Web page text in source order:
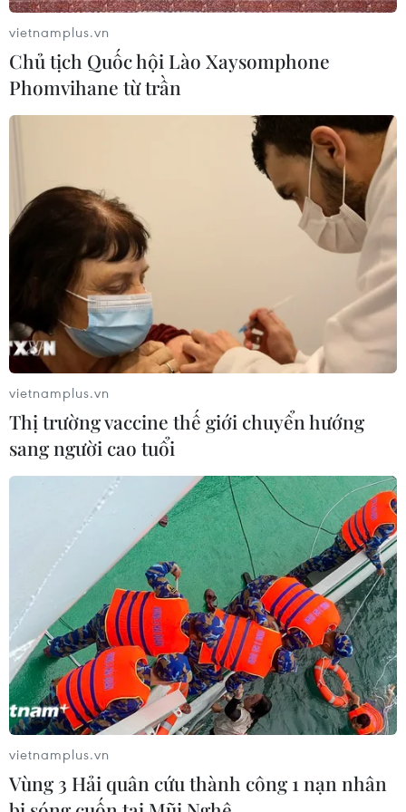
vietnamplus.vn
Chủ tịch Quốc hội Lào Xaysomphone
Phomvihane từ trần
vietnamplus.vn
Thị trường vaccine thế giới chuyển hướng
sang người cao tuổi
vietnamplus.vn
Vùng 3 Hải quân cứu thành công 1 nạn nhân